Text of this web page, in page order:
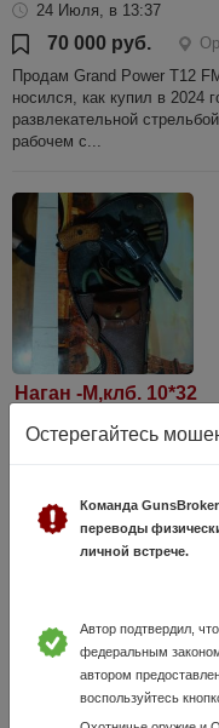
24 Июля, в 13:37
70 000 руб.
Продам Grand Power T12
носился, как купил в 2024
развлекательной
рабочем с...
Наган -М,клб. 10*32
2 Августа, в 13:18
калибр 10,32. Мечта
считаться! Только в
оружие самооборон...
Остерегайтесь
Команда
переводы
личной встрече.
Автор подтвердил,
федеральным
автором
воспользуйтесь